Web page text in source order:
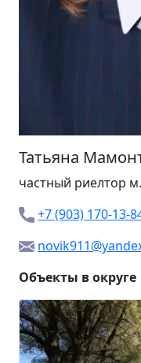
Татьяна
частный риелтор м.
+7 (903) 170-13-
Объекты в округе